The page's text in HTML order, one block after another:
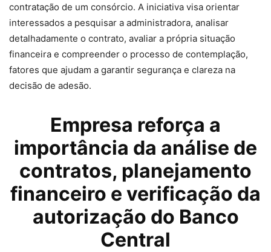
contratação de um consórcio. A iniciativa visa orientar
interessados a pesquisar a administradora, analisar
detalhadamente o contrato, avaliar a própria situação
financeira e compreender o processo de contemplação,
fatores que ajudam a garantir segurança e clareza na
decisão de adesão.
Empresa reforça a
importância da análise de
contratos, planejamento
financeiro e verificação da
autorização do Banco
Central